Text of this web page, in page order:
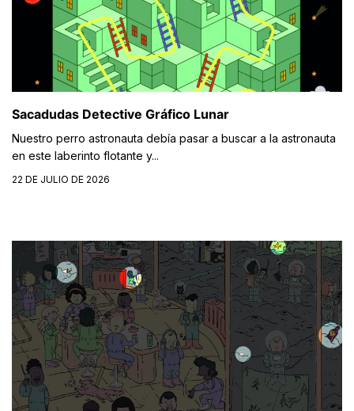
Sacadudas Detective Gráfico Lunar
Nuestro perro astronauta debía pasar a buscar a la astronauta
en este laberinto flotante y...
22 DE JULIO DE 2026